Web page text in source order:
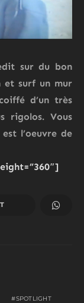
sur du bon
et surf un mur
d’un très
rigolos. Vous
l’oeuvre de
SPOTLIGHT